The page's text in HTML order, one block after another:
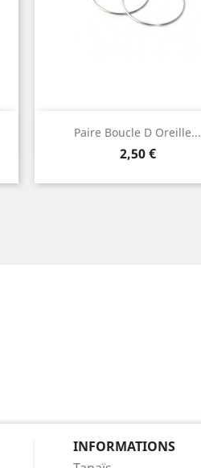
Paire Boucle D Oreille...
Prix
2,50 €
 Aperçu rapide
INFORMATIONS